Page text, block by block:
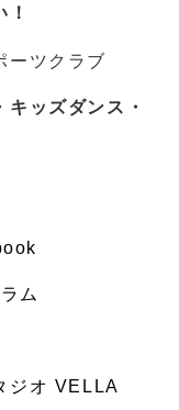
ーツクラブ
ッズダンス・
ム
ジオ VELLA